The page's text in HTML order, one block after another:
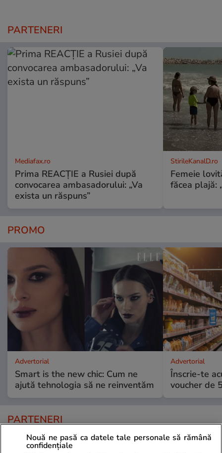
PARTENERI
Mediafax.ro
Prima REACȚIE a Rusiei după
convocarea ambasadorului: „Va
exista un răspuns”
StirileKanalD.ro
Femeie
făcea plajă:
PROMO
Advertorial
Smart is the new chic: Cum ne
ajută tehnologia să ne reinventăm
Advertorial
Înscrie-te
voucher de
PARTENERI
Nouă ne pasă ca datele tale personale să rămână
confidențiale